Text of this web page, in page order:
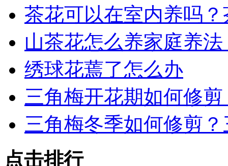
茶花可以在室内养吗
山茶花怎么养家庭养
绣球花蔫了怎么办
三角梅开花期如何修
三角梅冬季如何修剪
点击排行